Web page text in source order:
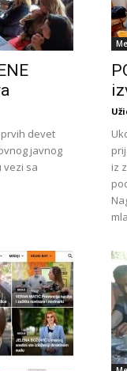
devet
javnog
vezi sa
iz